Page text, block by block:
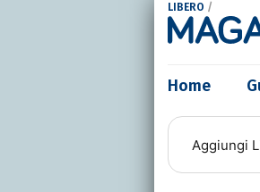
LIBERO /
Home
Aggiungi